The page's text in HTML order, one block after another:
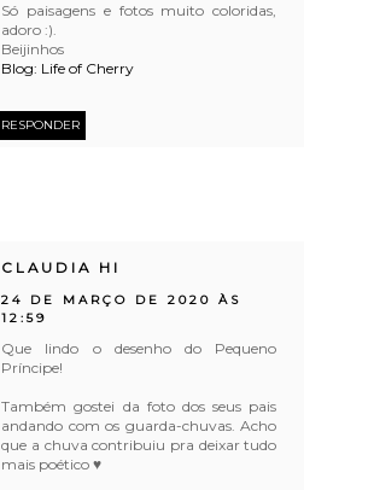
Só paisagens e fotos muito coloridas,
adoro :).
Beijinhos
Blog: Life of Cherry
RESPONDER
CLAUDIA HI
24 DE MARÇO DE 2020 ÀS
12:59
Que lindo o desenho do Pequeno
Príncipe!
Também gostei da foto dos seus pais
andando com os guarda-chuvas. Acho
que a chuva contribuiu pra deixar tudo
mais poético ♥